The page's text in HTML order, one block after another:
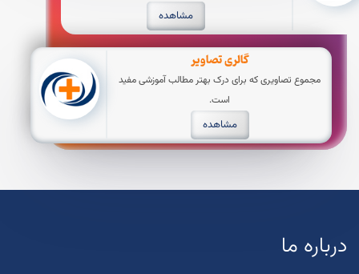
مشاهده
گالری تصاویر
مجموع تصاویری که برای درک بهتر مطالب آموزشی مفید
است.
مشاهده
درباره ما